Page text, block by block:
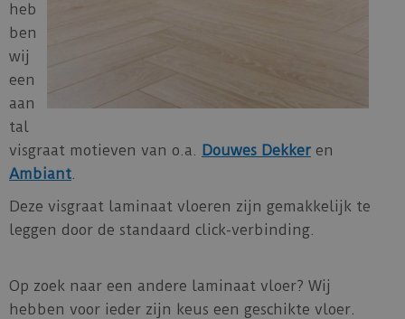
heb
ben
wij
een
aan
tal
visgraat motieven van o.a. Douwes Dekker en
Ambiant.
Deze visgraat laminaat vloeren zijn gemakkelijk te
leggen door de standaard click-verbinding.
Op zoek naar een andere laminaat vloer? Wij
hebben voor ieder zijn keus een geschikte vloer.